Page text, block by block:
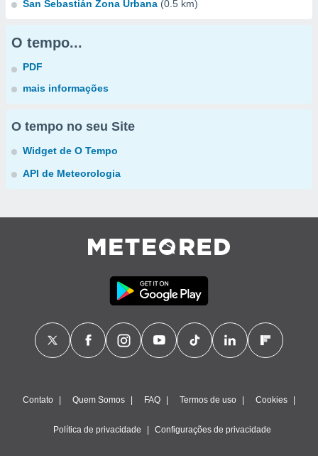
San Sebastián Zona Urbana (0.5 km)
O tempo...
PDF
mais informações
O tempo no seu Site
Widget de O Tempo
API de Meteorologia
Contato Quem Somos FAQ Termos de uso Cookies
Política de privacidade Configurações de privacidade